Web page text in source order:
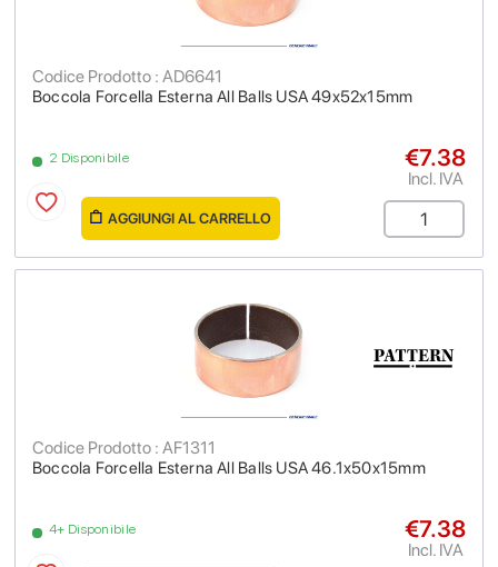
Boccola Forcella Esterna All Balls USA 49x52x15mm
Codice Prodotto : AD6641
2 Disponibile €7.38
Incl. IVA
AGGIUNGI AL CARRELLO
Boccola Forcella Esterna All Balls USA 46.1x50x15mm
Codice Prodotto : AF1311
4+ Disponibile €7.38
Incl. IVA